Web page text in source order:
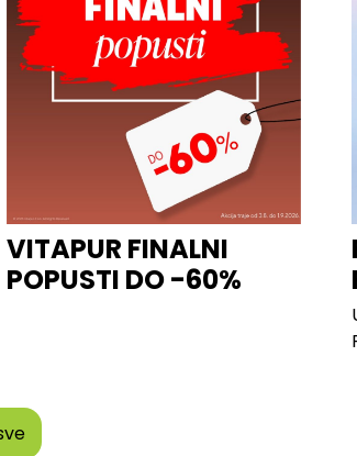
VITAPUR FINALNI
POPUSTI DO -60%